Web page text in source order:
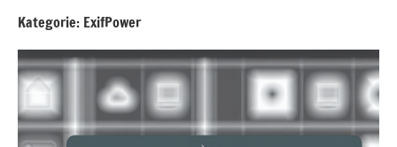
Speicher
4,99
Euro
/
mtl
Kategorie: ExifPower